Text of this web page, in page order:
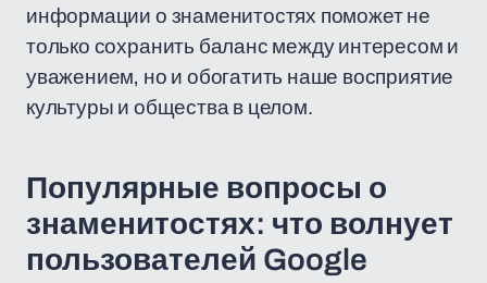
информации о знаменитостях поможет не
только сохранить баланс между интересом и
уважением, но и обогатить наше восприятие
культуры и общества в целом.
Популярные вопросы о
знаменитостях: что волнует
пользователей Google